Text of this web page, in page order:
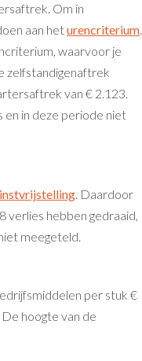
Om in
aan heturencriterium.
waarvoor je
zelfstandigenaftrek
van € 2.123.
en in deze periode niet
. Daardoor
verlies hebben gedraaid,
meegeteld.
per stuk €
De hoogte van de